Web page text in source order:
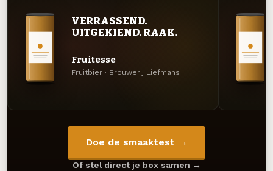
VERRASSEND.
UITGEKIEND. RAAK.
Fruitesse
Fruitbier · Brouwerij Liefmans
Doe de smaaktest →
Of stel direct je box samen →